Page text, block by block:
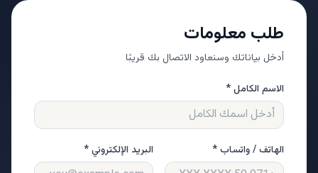
طلب معلومات
أدخل بياناتك وسنعاود الاتصال بك قريبًا
الاسم الكامل *
الهاتف / واتساب * البريد الإلكتروني *